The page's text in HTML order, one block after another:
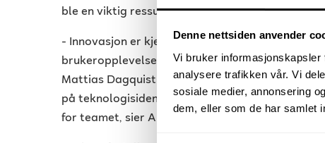
Denne nettsiden anvender
Vi bruker informasjonskapsler
analysere trafikken vår. Vi
sosiale medier, annonsering
dem, eller som de har samlet
ble en viktig ressurs for organisasjonen.
- Innovasjon er kjernen i vår virksomhet, og vi
brukeropplevelsen. Denne vinteren hadde IT-
Mattias Dagquist som UX-praktikant. Dette er
på teknologisiden av organisasjonen, og han
for teamet, sier Arnhem.